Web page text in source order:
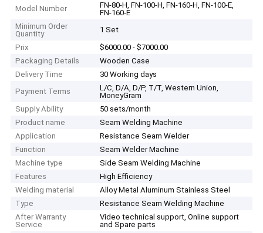
Model Number
FN-80-H, FN-100-H, FN-160-H, FN-100-E,
FN-160-E
Minimum Order
Quantity
1 Set
Prix
$6000.00 - $7000.00
Packaging Details
Wooden Case
Delivery Time
30 Working days
Payment Terms
L/C, D/A, D/P, T/T, Western Union,
MoneyGram
Supply Ability
50 sets/month
Product name
Seam Welding Machine
Application
Resistance Seam Welder
Function
Seam Welder Machine
Machine type
Side Seam Welding Machine
Features
High Efficiency
Welding material
Alloy Metal Aluminum Stainless Steel
Type
Resistance Seam Welding Machine
After Warranty
Service
Video technical support, Online support
and Spare parts